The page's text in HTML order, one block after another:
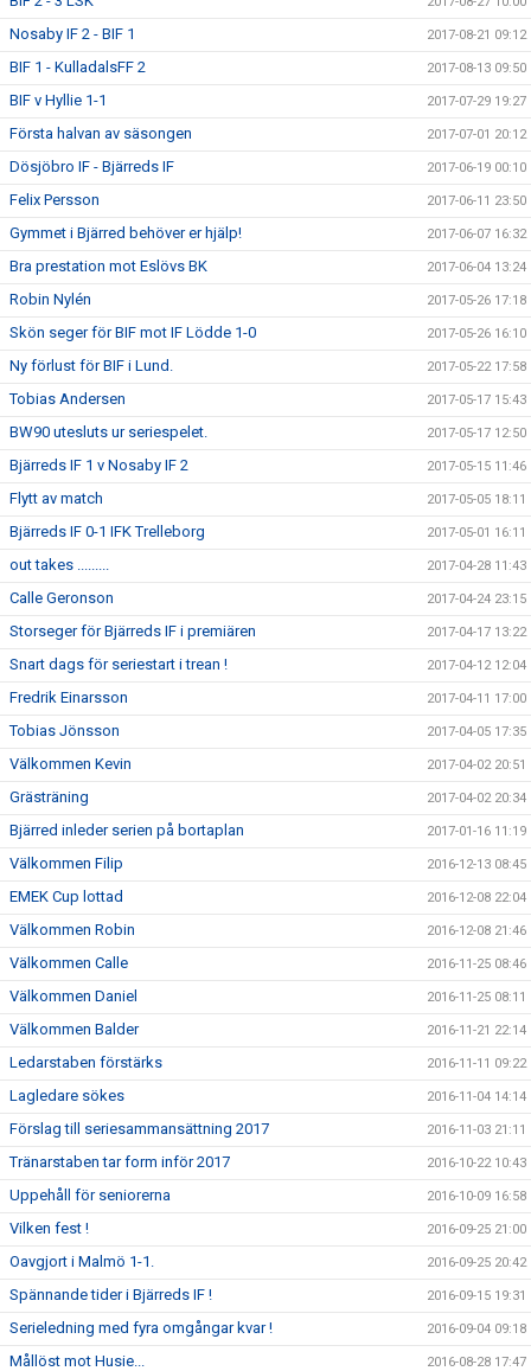
Nosaby IF 2 - BIF 1 2017-08-21 09:12
BIF 1 - KulladalsFF 2 2017-08-13 09:50
BIF v Hyllie 1-1 2017-07-29 19:27
Första halvan av säsongen 2017-07-01 20:12
Dösjöbro IF - Bjärreds IF 2017-06-19 00:10
Felix Persson 2017-06-11 23:50
Gymmet i Bjärred behöver er hjälp! 2017-06-07 16:32
Bra prestation mot Eslövs BK 2017-06-04 13:24
Robin Nylén 2017-05-26 17:18
Skön seger för BIF mot IF Lödde 1-0 2017-05-26 16:10
Ny förlust för BIF i Lund. 2017-05-22 17:58
Tobias Andersen 2017-05-17 15:43
BW90 utesluts ur seriespelet. 2017-05-17 12:50
Bjärreds IF 1 v Nosaby IF 2 2017-05-15 11:46
Flytt av match 2017-05-05 18:11
Bjärreds IF 0-1 IFK Trelleborg 2017-05-01 16:11
out takes ......... 2017-04-28 11:43
Calle Geronson 2017-04-24 23:15
Storseger för Bjärreds IF i premiären 2017-04-17 13:22
Snart dags för seriestart i trean ! 2017-04-12 12:04
Fredrik Einarsson 2017-04-11 17:00
Tobias Jönsson 2017-04-05 17:35
Välkommen Kevin 2017-04-02 20:51
Grästräning 2017-04-02 20:34
Bjärred inleder serien på bortaplan 2017-01-16 11:19
Välkommen Filip 2016-12-13 08:45
EMEK Cup lottad 2016-12-08 22:04
Välkommen Robin 2016-12-08 21:46
Välkommen Calle 2016-11-25 08:46
Välkommen Daniel 2016-11-25 08:11
Välkommen Balder 2016-11-21 22:14
Ledarstaben förstärks 2016-11-11 09:22
Lagledare sökes 2016-11-04 14:14
Förslag till seriesammansättning 2017 2016-11-03 21:11
Tränarstaben tar form inför 2017 2016-10-22 10:43
Uppehåll för seniorerna 2016-10-09 16:58
Vilken fest ! 2016-09-25 21:00
Oavgjort i Malmö 1-1. 2016-09-25 20:42
Spännande tider i Bjärreds IF ! 2016-09-15 19:31
Serieledning med fyra omgångar kvar ! 2016-09-04 09:18
Mållöst mot Husie... 2016-08-28 17:47